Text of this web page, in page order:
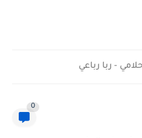
- ربا رباعي
0